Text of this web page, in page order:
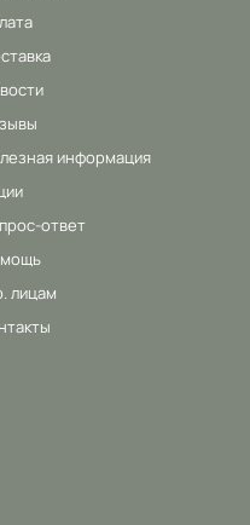
информация
ответ
лицам